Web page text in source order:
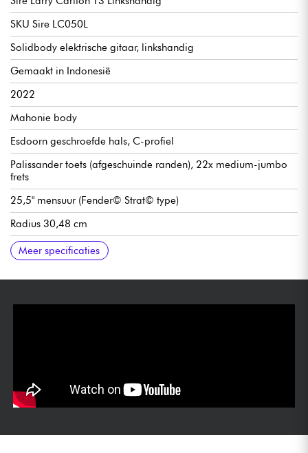
SKU Sire LC050L
Solidbody elektrische gitaar, linkshandig
Gemaakt in Indonesië
2022
Mahonie body
Esdoorn geschroefde hals, C-profiel
Palissander toets (afgeschuinde randen), 22x medium-jumbo
frets
25,5" mensuur (Fender© Strat© type)
Radius 30,48 cm
Kambreedte van hals tot kam 42 mm
Sire Standard-T pickups
Volume
Toon
Pickupschakelaar met 3x positie
Vaste brug Sire Standard-T brug
Stemmechanieken Sire gesloten oliebad mechanieken
Hoogglans afwerking
Meer specificaties